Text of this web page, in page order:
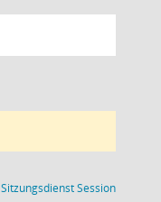
SitzungsdienstSession(Wird in